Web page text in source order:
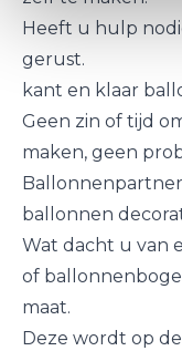
Heeft u hulp
gerust.
kant en klaar
Geen zin of tijd
maken, geen
ballonnen
Wat dacht u van
of
maat.
Deze wordt op